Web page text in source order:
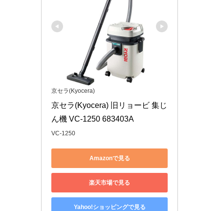
京セラ(Kyocera)
京セラ(Kyocera) 旧リョービ 集じ
ん機 VC-1250 683403A
VC-1250
Amazonで見る
楽天市場で見る
Yahoo!ショッピングで見る